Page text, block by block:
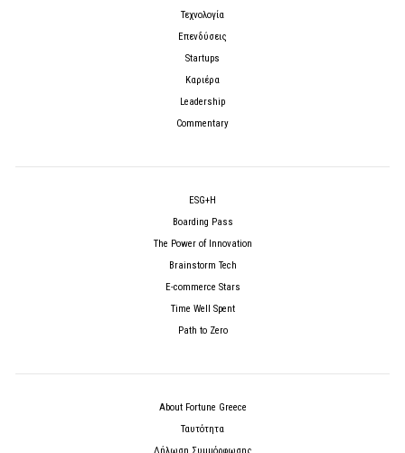
Τεχνολογία
Επενδύσεις
Startups
Καριέρα
Leadership
Commentary
ESG+H
Boarding Pass
The Power of Innovation
Brainstorm Tech
E-commerce Stars
Time Well Spent
Path to Zero
About Fortune Greece
Ταυτότητα